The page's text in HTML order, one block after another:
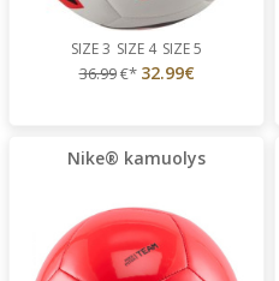
SIZE 3 SIZE 4 SIZE 5
36.99€* 32.99€
Nike® kamuolys